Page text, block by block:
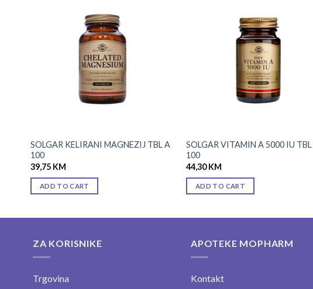
SOLGAR KELIRANI MAGNEZIJ TBL A
100
39,75 KM
ADD TO CART
SOLGAR VITAMIN A 5000 IU
100
44,30KM
ADD TO CART
ZA KORISNIKE
Trgovina
APOTEKE MOPHARM
Kontakt